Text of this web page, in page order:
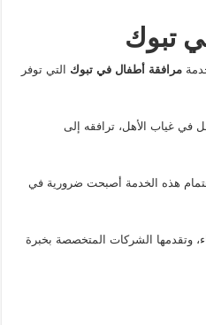
تبوك
مرافقة أطفال في تبوك التي توفر
في غياب الأهل، ترافقه إلى
هذه الخدمة أصبحت ضرورية في
وتقدمها الشركات المتخصصة بخبرة